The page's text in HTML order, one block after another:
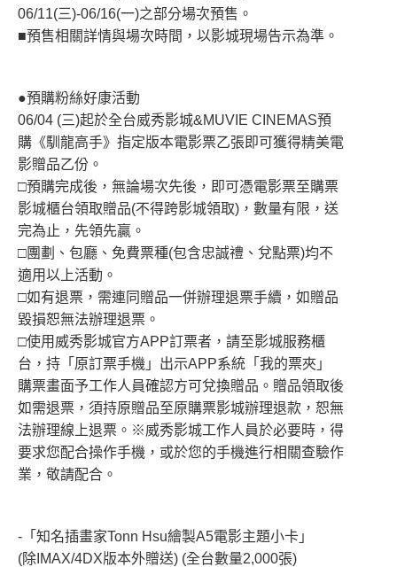
06/11(三)-06/16(一)之部分場次預售。
■預售相關詳情與場次時間，以影城現場告示為準。
●預購粉絲好康活動
06/04 (三)起於全台威秀影城&MUVIE CINEMAS預
購《馴龍高手》指定版本電影票乙張即可獲得精美電
影贈品乙份。
□預購完成後，無論場次先後，即可憑電影票至購票
影城櫃台領取贈品(不得跨影城領取)，數量有限，送
完為止，先領先贏。
□團劃、包廳、免費票種(包含忠誠禮、兌點票)均不
適用以上活動。
□如有退票，需連同贈品一併辦理退票手續，如贈品
毀損恕無法辦理退票。
□使用威秀影城官方APP訂票者，請至影城服務櫃
台，持「原訂票手機」出示APP系統「我的票夾」
購票畫面予工作人員確認方可兌換贈品。贈品領取後
如需退票，須持原贈品至原購票影城辦理退款，恕無
法辦理線上退票。※威秀影城工作人員於必要時，得
要求您配合操作手機，或於您的手機進行相關查驗作
業，敬請配合。
-「知名插畫家Tonn Hsu繪製A5電影主題小卡」
(除IMAX/4DX版本外贈送) (全台數量2,000張)